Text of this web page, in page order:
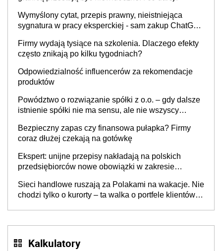
Wymyślony cytat, przepis prawny, nieistniejąca
sygnatura w pracy eksperckiej - sam zakup ChatGPT
Firmy wydają tysiące na szkolenia. Dlaczego efekty
często znikają po kilku tygodniach?
Odpowiedzialność influencerów za rekomendacje
produktów
Powództwo o rozwiązanie spółki z o.o. – gdy dalsze
istnienie spółki nie ma sensu, ale nie wszyscy
Bezpieczny zapas czy finansowa pułapka? Firmy
coraz dłużej czekają na gotówkę
Ekspert: unijne przepisy nakładają na polskich
przedsiębiorców nowe obowiązki w zakresie
Sieci handlowe ruszają za Polakami na wakacje. Nie
chodzi tylko o kurorty – ta walka o portfele klientów
Kalkulatory